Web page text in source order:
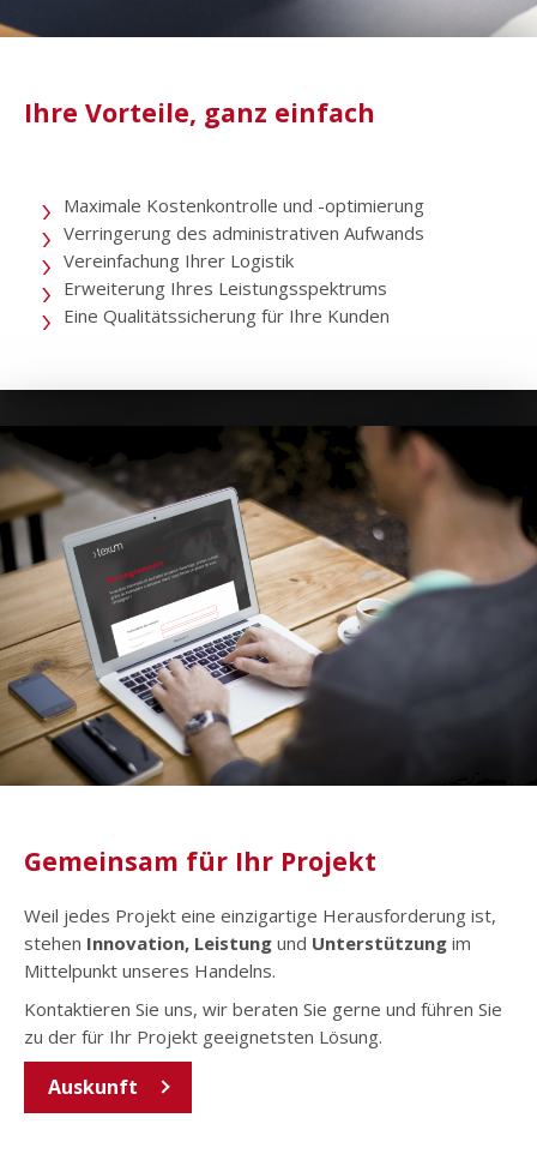
Ihre Vorteile, ganz einfach
Maximale Kostenkontrolle und -optimierung
Verringerung des administrativen Aufwands
Vereinfachung Ihrer Logistik
Erweiterung Ihres Leistungsspektrums
Eine Qualitätssicherung für Ihre Kunden
Gemeinsam für Ihr Projekt
Weil jedes Projekt eine einzigartige Herausforderung ist,
stehen Innovation, Leistung und Unterstützung im
Mittelpunkt unseres Handelns.
Kontaktieren Sie uns, wir beraten Sie gerne und führen Sie
zu der für Ihr Projekt geeignetsten Lösung.
Auskunft